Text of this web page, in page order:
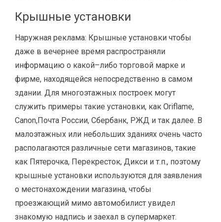
Крышные установки
Наружная реклама: Крышные установки чтобы
даже в вечернее время распространяли
информацию о какой–либо торговой марке и
фирме, находящейся непосредственно в самом
здании. Для многоэтажных построек могут
служить примеры такие установки, как Oriflame,
Canon,Почта России, Сбербанк, РЖД и так далее. В
малоэтажных или небольших зданиях очень часто
располагаются различные сети магазинов, такие
как Пятерочка, Перекресток, Дикси и т.п., поэтому
крышные установки используются для заявления
о местонахождении магазина, чтобы
проезжающий мимо автомобилист увидел
знакомую надпись и заехал в супермаркет.